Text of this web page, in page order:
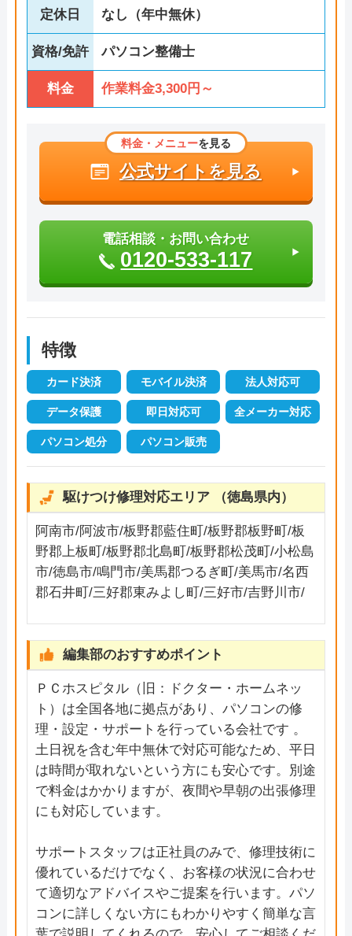
定休日 なし（年中無休）
資格/免許 パソコン整備士
料金 作業料金3,300円～
料金・メニューを見る
公式サイトを見る
電話相談・お問い合わせ
0120-533-117
特徴
カード決済 モバイル決済 法人対応可
データ保護 即日対応可 全メーカー対応
パソコン処分 パソコン販売
駆けつけ修理対応エリア （徳島県内）
阿南市/阿波市/板野郡藍住町/板野郡板野町/板
野郡上板町/板野郡北島町/板野郡松茂町/小松島
市/徳島市/鳴門市/美馬郡つるぎ町/美馬市/名西
郡石井町/三好郡東みよし町/三好市/吉野川市/
編集部のおすすめポイント
ＰＣホスピタル（旧：ドクター・ホームネッ
ト）は全国各地に拠点があり、パソコンの修
理・設定・サポートを行っている会社です 。
土日祝を含む年中無休で対応可能なため、平日
は時間が取れないという方にも安心です。別途
で料金はかかりますが、夜間や早朝の出張修理
にも対応しています。
サポートスタッフは正社員のみで、修理技術に
優れているだけでなく、お客様の状況に合わせ
て適切なアドバイスやご提案を行います。パソ
コンに詳しくない方にもわかりやすく簡単な言